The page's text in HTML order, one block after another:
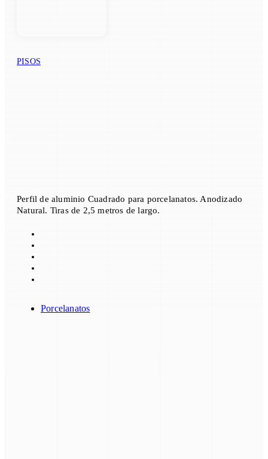
PISOS
Perfil de aluminio Cuadrado para porcelanatos. Anodizado
Natural. Tiras de 2,5 metros de largo.
Porcelanatos